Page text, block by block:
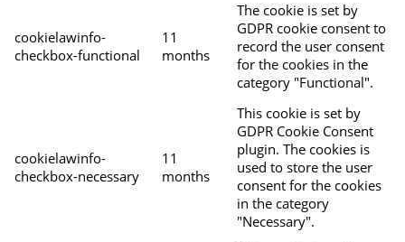
cookielawinfo-
checkbox-functional
11
months
The cookie is set by
GDPR cookie consent to
record the user consent
for the cookies in the
category "Functional".
cookielawinfo-
checkbox-necessary
11
months
This cookie is set by
GDPR Cookie Consent
plugin. The cookies is
used to store the user
consent for the cookies
in the category
"Necessary".